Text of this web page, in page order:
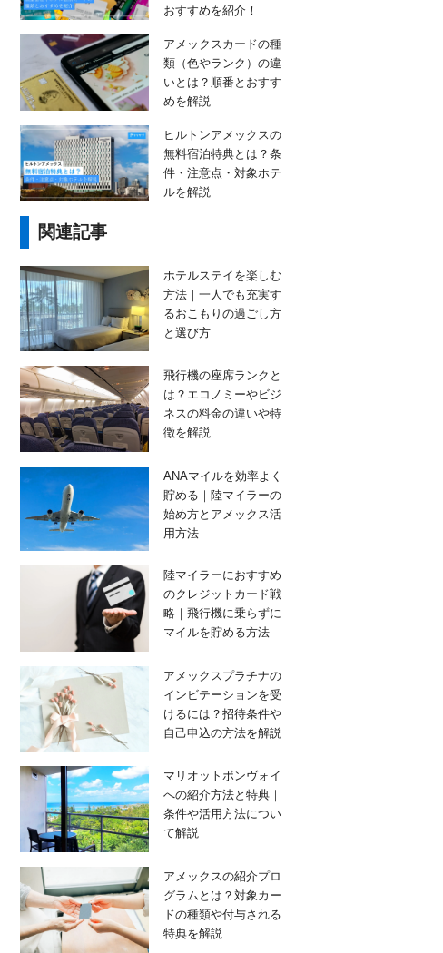
おすすめを紹介！
アメックスカードの種
類（色やランク）の違
いとは？順番とおすす
めを解説
ヒルトンアメックスの
無料宿泊特典とは？条
件・注意点・対象ホテ
ルを解説
関連記事
ホテルステイを楽しむ
方法｜一人でも充実す
るおこもりの過ごし方
と選び方
飛行機の座席ランクと
は？エコノミーやビジ
ネスの料金の違いや特
徴を解説
ANAマイルを効率よく
貯める｜陸マイラーの
始め方とアメックス活
用方法
陸マイラーにおすすめ
のクレジットカード戦
略｜飛行機に乗らずに
マイルを貯める方法
アメックスプラチナの
インビテーションを受
けるには？招待条件や
自己申込の方法を解説
マリオットボンヴォイ
への紹介方法と特典｜
条件や活用方法につい
て解説
アメックスの紹介プロ
グラムとは？対象カー
ドの種類や付与される
特典を解説